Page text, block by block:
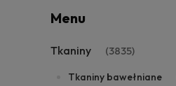
Menu
Tkaniny (3835)
Tkaniny bawełniane